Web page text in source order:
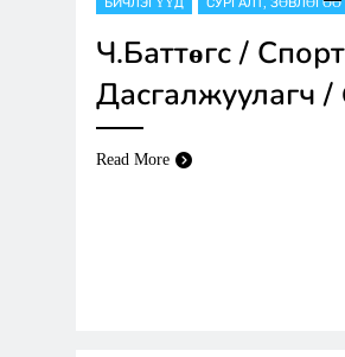
Ч.Баттөгс /
Дасгалжуулагч /
Read More